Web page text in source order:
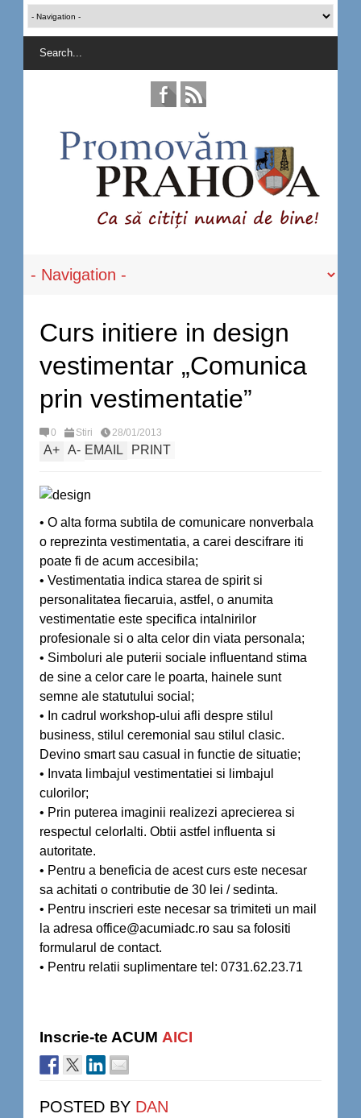
Curs initiere in design
vestimentar „Comunica
prin vestimentatie”
0 Stiri 28/01/2013
A+ A- EMAIL PRINT
• O alta forma subtila de comunicare nonverbala
o reprezinta vestimentatia, a carei descifrare iti
poate fi de acum accesibila;
• Vestimentatia indica starea de spirit si
personalitatea fiecaruia, astfel, o anumita
vestimentatie este specifica intalnirilor
profesionale si o alta celor din viata personala;
• Simboluri ale puterii sociale influentand stima
de sine a celor care le poarta, hainele sunt
semne ale statutului social;
• In cadrul workshop-ului afli despre stilul
business, stilul ceremonial sau stilul clasic.
Devino smart sau casual in functie de situatie;
• Invata limbajul vestimentatiei si limbajul
culorilor;
• Prin puterea imaginii realizezi aprecierea si
respectul celorlalti. Obtii astfel influenta si
autoritate.
• Pentru a beneficia de acest curs este necesar
sa achitati o contributie de 30 lei / sedinta.
• Pentru inscrieri este necesar sa trimiteti un mail
la adresa office@acumiadc.ro sau sa folositi
formularul de contact.
• Pentru relatii suplimentare tel: 0731.62.23.71
Inscrie-te ACUM AICI
POSTED BY DAN